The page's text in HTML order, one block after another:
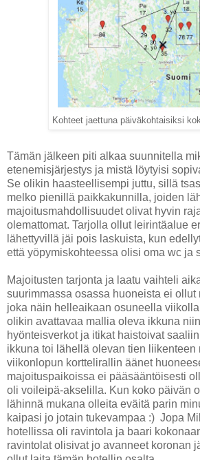
Kohteet jaettuna päiväkohtaisiksi
Tämän jälkeen piti alkaa suunnitella
etenemisjärjestys ja mistä löytyisi
Se olikin haasteellisempi juttu, sillä
melko pienillä paikkakunnilla, joiden
majoitusmahdollisuudet olivat hyvin
olemattomat. Tarjolla ollut leirintäalue
lähettyvillä jäi pois laskuista, kun
että yöpymiskohteessa olisi oma wc ja
Majoitusten tarjonta ja laatu vaihteli
suurimmassa osassa huoneista ei ollut
joka näin helleaikaan osuneella
olikin avattavaa mallia oleva ikkuna
hyönteisverkot ja itikat haistoivat
ikkuna toi lähellä olevan tien liikenteen
viikonlopun korttelirallin äänet
majoituspaikoissa ei pääsääntöisesti
oli voileipä-akselilla. Kun koko päivän
lähinnä mukana olleita eväitä parin
kaipasi jo jotain tukevampaa :) Jopa
hotellissa oli ravintola ja baari
ravintolat olisivat jo avanneet koronan